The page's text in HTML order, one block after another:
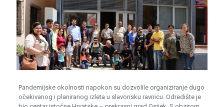
Pandemijske okolnosti napokon su dozvolile organiziranje dugo
očekivanog i planiranog izleta u slavonsku ravnicu. Odredište je